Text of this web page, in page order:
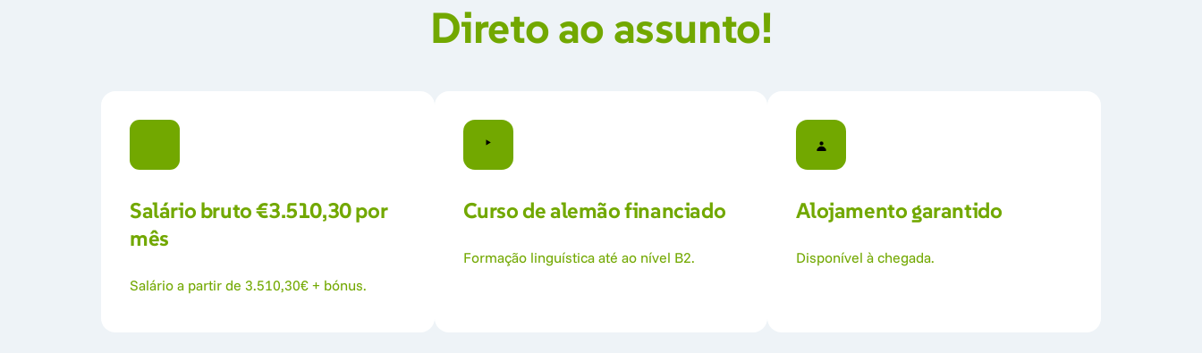
Direto ao assunto!
Salário bruto €3.510,30 por
mês
Salário a partir de 3.510,30€ + bónus.
Curso de alemão financiado
Formação linguística até ao nível B2.
Alojamento garantido
Disponível à chegada.